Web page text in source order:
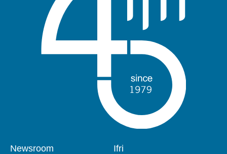
Pied
Newsroom
Navigation
Ifri